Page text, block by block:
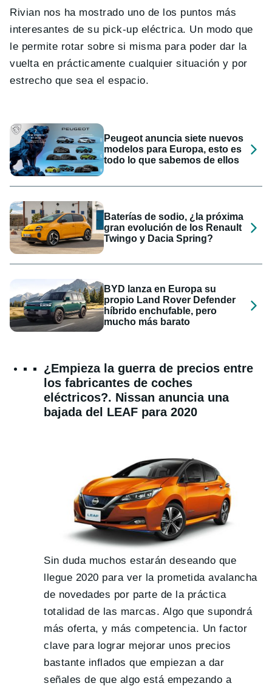
Rivian nos ha mostrado uno de los puntos más
interesantes de su pick-up eléctrica. Un modo que
le permite rotar sobre si misma para poder dar la
vuelta en prácticamente cualquier situación y por
estrecho que sea el espacio.
Peugeot anuncia siete nuevos
modelos para Europa, esto es
todo lo que sabemos de ellos
Baterías de sodio, ¿la próxima
gran evolución de los Renault
Twingo y Dacia Spring?
BYD lanza en Europa su
propio Land Rover Defender
híbrido enchufable, pero
mucho más barato
¿Empieza la guerra de precios entre
los fabricantes de coches
eléctricos?. Nissan anuncia una
bajada del LEAF para 2020
Sin duda muchos estarán deseando que
llegue 2020 para ver la prometida avalancha
de novedades por parte de la práctica
totalidad de las marcas. Algo que supondrá
más oferta, y más competencia. Un factor
clave para lograr mejorar unos precios
bastante inflados que empiezan a dar
señales de que algo está empezando a